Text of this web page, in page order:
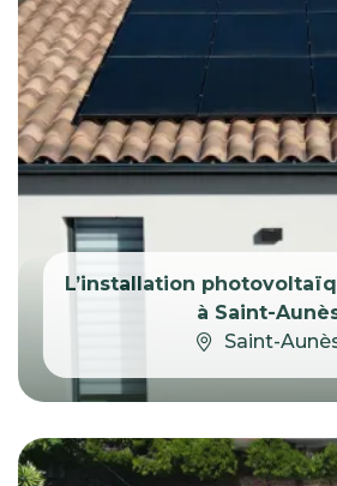
L’installation
à Saint-
Saint-